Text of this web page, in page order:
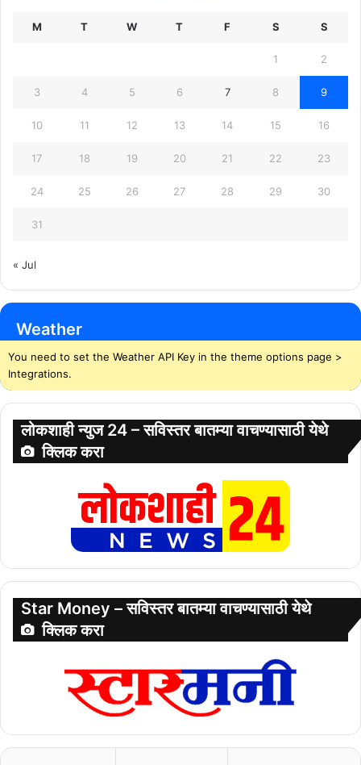
M T W T F S S
1 2
3 4 5 6 7 8 9
10 11 12 13 14 15 16
17 18 19 20 21 22 23
24 25 26 27 28 29 30
31
« Jul
Weather
You need to set the Weather API Key in the theme options page >
Integrations.
लोकशाही न्युज 24 – सविस्तर बातम्या वाचण्यासाठी येथे
क्लिक करा
Star Money – सविस्तर बातम्या वाचण्यासाठी येथे
क्लिक करा